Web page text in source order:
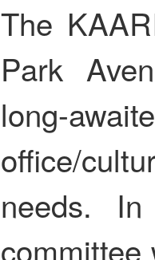
The
Park
long-
office/
needs.